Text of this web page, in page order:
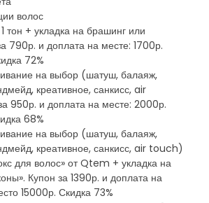
волос
тон + укладка на брашинг или
790р. и доплата на месте: 1700р.
72%
на выбор (шатуш, балаяж,
креативное, санкисс, air
950р. и доплата на месте: 2000р.
68%
на выбор (шатуш, балаяж,
креативное, санкисс, air touch)
для волос» от Qtem + укладка на
Купон за 1390р. и доплата на
15000р. Скидка 73%